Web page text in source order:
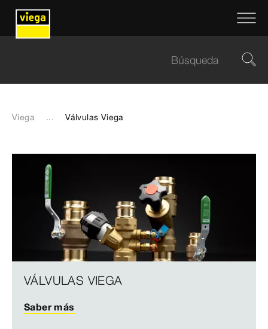
Viega ... Válvulas Viega
VÁLVULAS VIEGA
Saber más